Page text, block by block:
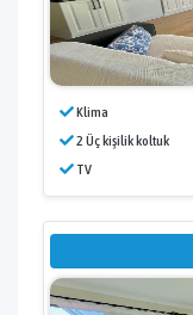
Klima
2 Üç kişilik koltuk
TV